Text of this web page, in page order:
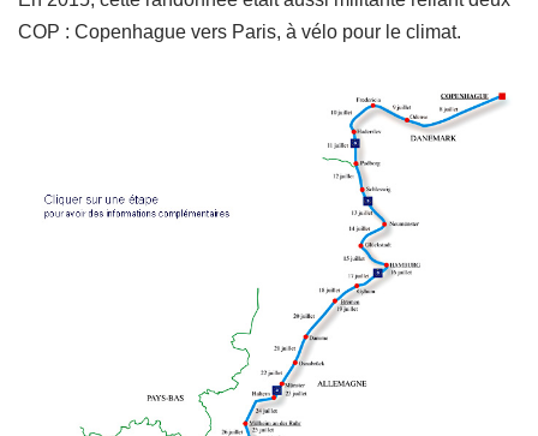
COP : Copenhague vers Paris, à vélo pour le climat.